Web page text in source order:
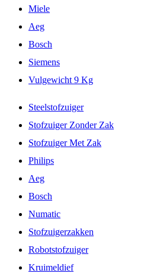
Miele
Aeg
Bosch
Siemens
Vulgewicht 9 Kg
Steelstofzuiger
Stofzuiger Zonder Zak
Stofzuiger Met Zak
Philips
Aeg
Bosch
Numatic
Stofzuigerzakken
Robotstofzuiger
Kruimeldief